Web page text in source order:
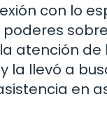
con lo
atención de
la llevó a
en